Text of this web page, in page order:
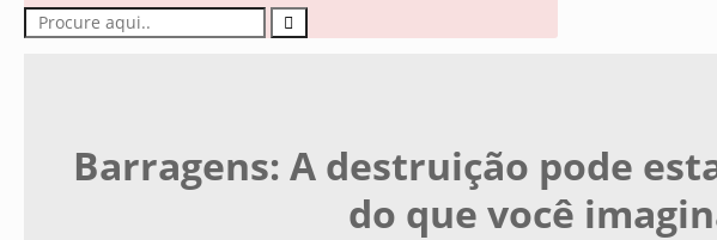
Barragens: A destruição pode
do que você